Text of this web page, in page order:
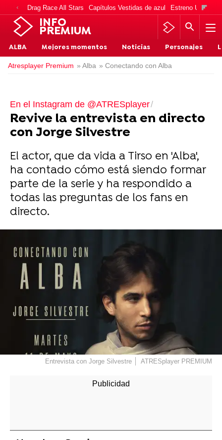
Drag Race All Stars Capítulos Vestidas de azul Estreno Una
INFO
PREMIUM
ALBA Mejores momentos Noticias Personajes
Atresplayer Premium » Alba » Conectando con Alba
En el Instagram de @ATRESplayer
Revive la entrevista en directo
con Jorge Silvestre
El actor, que da vida a Tirso en 'Alba',
ha contado cómo está siendo formar
parte de la serie y ha respondido a
todas las preguntas de los fans en
directo.
Entrevista con Jorge Silvestre ATRESplayer PREMIUM